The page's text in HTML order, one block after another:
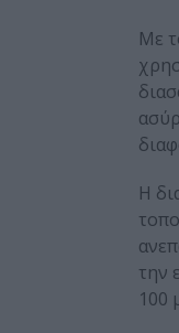
Με
Η
την
100